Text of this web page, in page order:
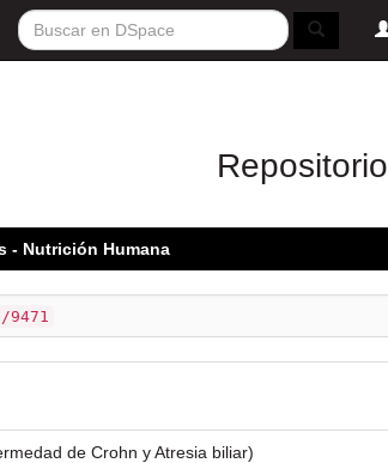
Repositorio
- Nutrición Humana
de Crohn y Atresia biliar)